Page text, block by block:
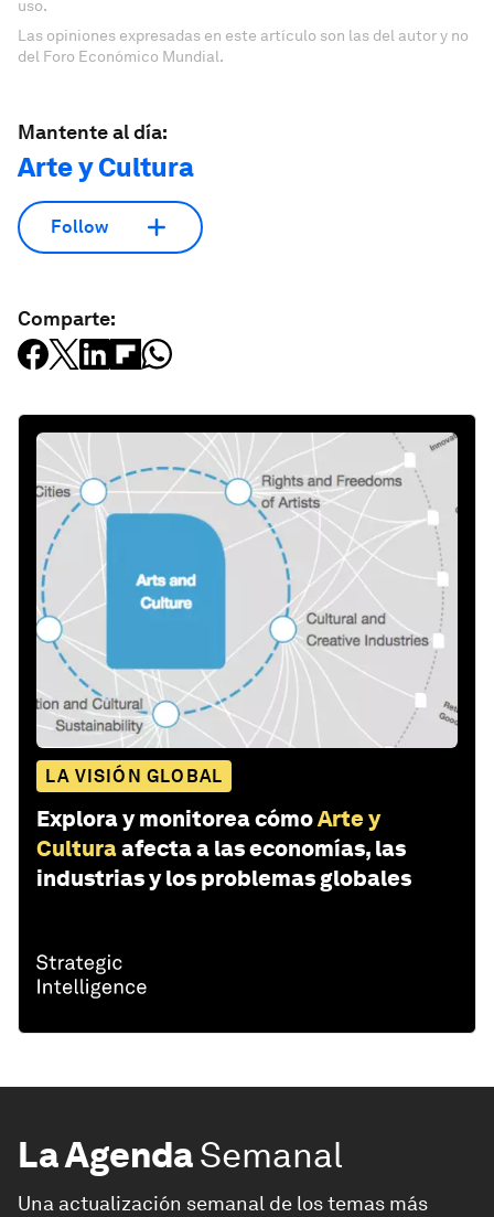
uso.
Las opiniones expresadas en este artículo son las del autor y no
del Foro Económico Mundial.
Mantente al día:
Arte y Cultura
Follow
Comparte:
LA VISIÓN GLOBAL
Explora y monitorea cómoArte y
Culturaafecta a las economías, las
industrias y los problemas globales
La AgendaSemanal
Una actualización semanal de los temas más